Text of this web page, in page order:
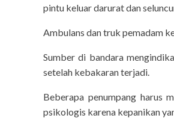
pintu keluar darurat dan
Ambulans dan truk pemadam
Sumber di bandara
setelah kebakaran terjadi.
Beberapa penumpang harus
psikologis karena kepanikan